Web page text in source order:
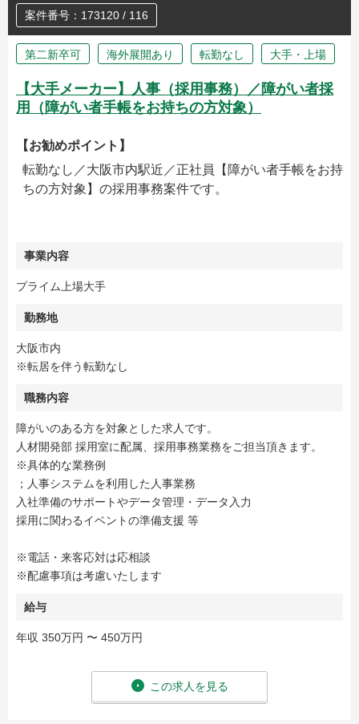
案件番号：173120 / 116
第二新卒可 海外展開あり 転勤なし 大手・上場
【大手メーカー】人事（採用事務）／障がい者採
用（障がい者手帳をお持ちの方対象）
【お勧めポイント】
転勤なし／大阪市内駅近／正社員【障がい者手帳をお持
ちの方対象】の採用事務案件です。
事業内容
プライム上場大手
勤務地
大阪市内
※転居を伴う転勤なし
職務内容
障がいのある方を対象とした求人です。
人材開発部 採用室に配属、採用事務業務をご担当頂きます。
※具体的な業務例
；人事システムを利用した人事業務
入社準備のサポートやデータ管理・データ入力
採用に関わるイベントの準備支援 等
※電話・来客応対は応相談
※配慮事項は考慮いたします
給与
年収 350万円 〜 450万円
この求人を見る